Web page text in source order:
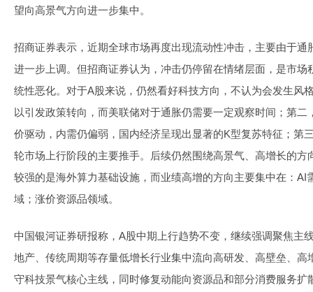
望向高景气方向进一步集中。
招商证券表示，近期全球市场再度出现流动性冲击，主要由于
进一步上调。但招商证券认为，冲击仍停留在情绪层面，是市
统性恶化。对于A股来说，仍然看好科技方向，不认为会发生风
以引发政策转向，而美联储对于通胀仍需要一定观察时间；第
价驱动，内需仍偏弱，国内经济呈现出显著的K型复苏特征；第
轮市场上行阶段的主要推手。后续仍然围绕高景气、高增长的
较强的是海外算力基础设施，而业绩高增的方向主要集中在：AI
域；涨价资源品领域。
中国银河证券研报称，A股中期上行趋势不变，继续强调聚焦主
地产、传统周期等存量低增长行业集中流向高研发、高壁垒、
守科技景气核心主线，同时修复动能向资源品和部分消费服务